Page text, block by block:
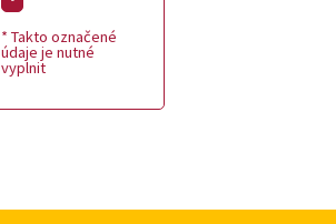
* Takto označené
údaje je nutné
vyplnit